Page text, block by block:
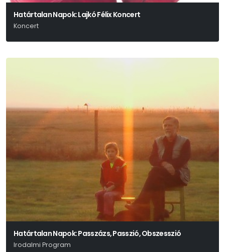
Határtalan Napok: Lajkó Félix Koncert
Koncert
Határtalan Napok: Passzázs, Passzió, Obszesszió
Irodalmi Program